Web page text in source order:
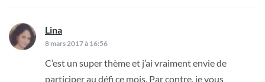
Lina
8 mars 2017 à 16:56
C’est un super thème et j’ai vraiment envie de
participer au défi ce mois. Par contre, je vous